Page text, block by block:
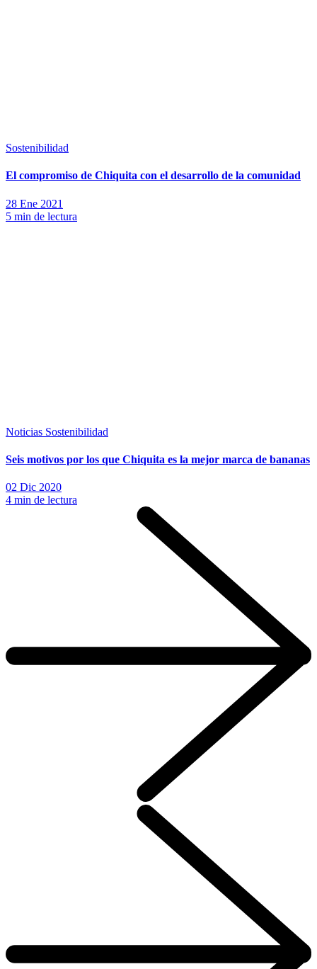
Sostenibilidad
El compromiso de Chiquita con el desarrollo de la comunidad
28 Ene 2021
5 min de lectura
Noticias Sostenibilidad
Seis motivos por los que Chiquita es la mejor marca de bananas
02 Dic 2020
4 min de lectura